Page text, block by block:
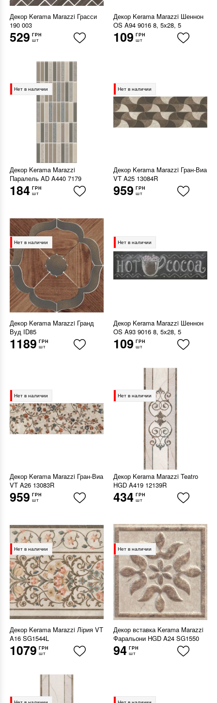
Декор Kerama Marazzi Грасси
190 003
529 ГРН
шт
Декор Kerama Marazzi Шеннон
OS A94 9016 8, 5х28, 5
109 ГРН
шт
Нет в наличии
Декор Kerama Marazzi
Паралель AD A440 7179
184 ГРН
шт
Нет в наличии
Декор Kerama Marazzi Гран-Виа
VT A25 13084R
959 ГРН
шт
Нет в наличии
Декор Kerama Marazzi Гранд
Вуд ID85
1189 ГРН
шт
Нет в наличии
Декор Kerama Marazzi Шеннон
OS A93 9016 8, 5х28, 5
109 ГРН
шт
Нет в наличии
Декор Kerama Marazzi Гран-Виа
VT A26 13083R
959 ГРН
шт
Нет в наличии
Декор Kerama Marazzi Teatro
HGD A419 12139R
434 ГРН
шт
Нет в наличии
Декор Kerama Marazzi Лірия VT
A16 SG1544L
1079 ГРН
шт
Нет в наличии
Декор вставка Kerama Marazzi
Фаральони HGD A24 SG1550
94 ГРН
шт